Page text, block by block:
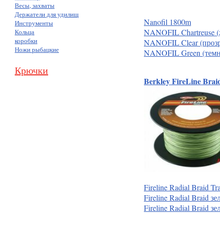
Весы, захваты
Держатели для удилищ
Инструменты
Кольца
коробки
Ножи рыбацкие
Крючки
Nanofil 1800m
NANOFIL Chartreuse
NANOFIL Clear
NANOFIL Green
Berkley FireLine
Fireline Radial Braid
Fireline Radial Braid
Fireline Radial Braid